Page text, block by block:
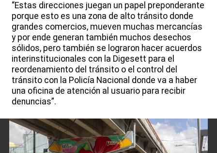
“Estas direcciones juegan un papel preponderante
porque esto es una zona de alto tránsito donde
grandes comercios, mueven muchas mercancías
y por ende generan también muchos desechos
sólidos, pero también se lograron hacer acuerdos
interinstitucionales con la Digesett para el
reordenamiento del tránsito o el control del
tránsito con la Policía Nacional donde va a haber
una oficina de atención al usuario para recibir
denuncias”.